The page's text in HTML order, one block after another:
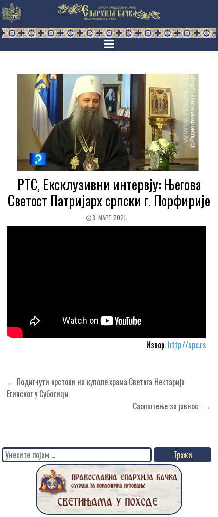
РТС, Ексклузивни интервју: Његова
Светост Патријарх српски г. Порфирије
3. МАРТ 2021.
Извор: http://spc.rs
Кретање
чланка
← Подигнути крстови на куполе храма Светога Нектарија
Егинског у Суботици
Саопштење за јавност →
Search
for: